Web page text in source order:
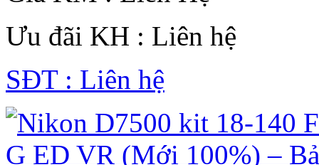
Ưu đãi KH : Liên hệ
SĐT : Liên hệ